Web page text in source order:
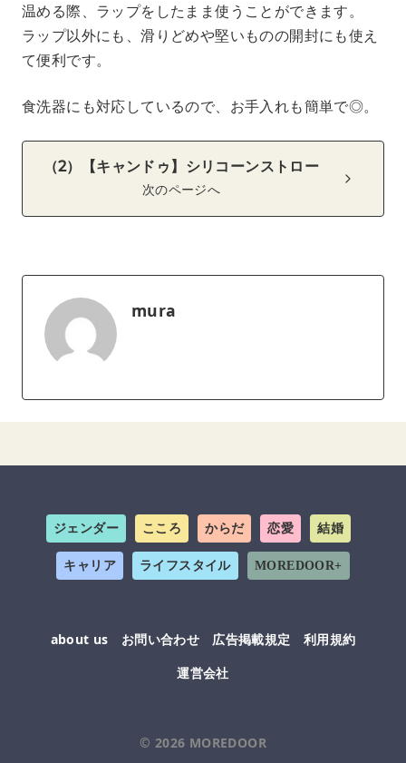
温める際、ラップをしたまま使うことができます。
ラップ以外にも、滑りどめや堅いものの開封にも使え
て便利です。
食洗器にも対応しているので、お手入れも簡単で◎。
（2）【キャンドゥ】シリコーンストロー
次のページへ
mura
ジェンダー こころ からだ 恋愛 結婚
キャリア ライフスタイル MOREDOOR+
about us お問い合わせ 広告掲載規定
利用規約
運営会社
© 2026 MOREDOOR